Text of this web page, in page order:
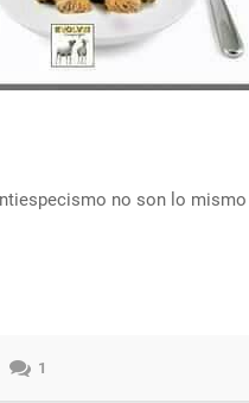
no son lo mismo
1